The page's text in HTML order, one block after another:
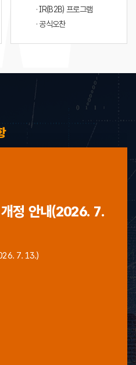
· IR(B2B) 프로그램
· 공식오찬
정 안내(2026. 7.
7. 13.)